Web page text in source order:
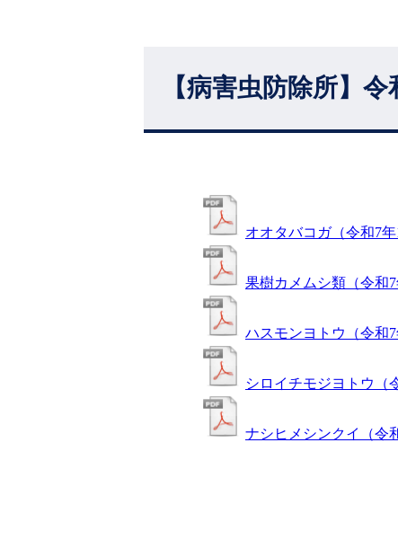
【病害虫防除所】
オオタバコガ（令和7年
果樹カメムシ類（令和7
ハスモンヨトウ（令和7
シロイチモジヨトウ（
ナシヒメシンクイ（令